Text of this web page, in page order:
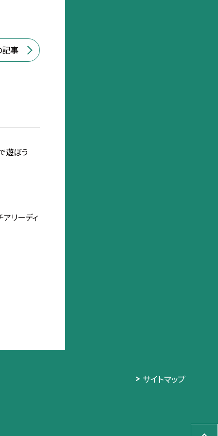
記事
遊ぼう
リーディ
サイトマップ